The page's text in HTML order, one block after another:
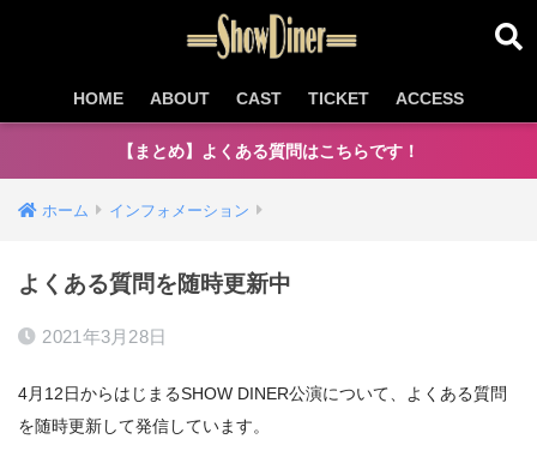
HOME ABOUT CAST TICKET ACCESS
【まとめ】よくある質問はこちらです！
ホーム インフォメーション
よくある質問を随時更新中
2021年3月28日
4月12日からはじまるSHOW DINER公演について、よくある質問
を随時更新して発信しています。